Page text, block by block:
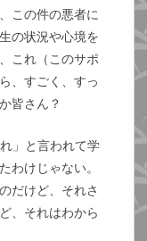
この件の悪者に
の状況や心境を
これ（このサポ
、すごく、すっ
皆さん？
」と言われて学
わけじゃない。
だけど、それさ
、それはわから